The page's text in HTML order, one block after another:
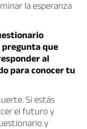
la esperanza
pregunta que
al
para conocer tu
Si estás
el futuro y
y